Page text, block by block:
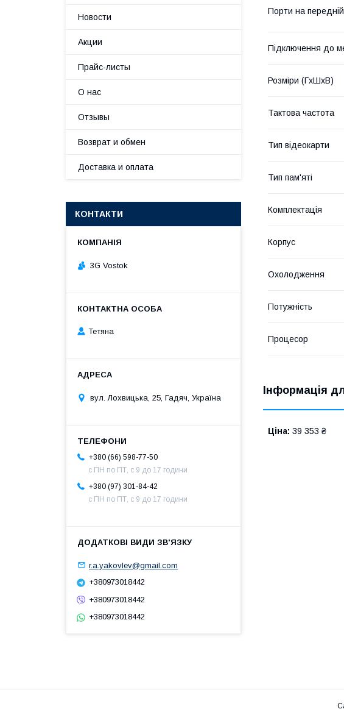
Порти на передній
Підключення до
Розміри (ГxШxВ)
Тактова частота
Тип відеокарти
Тип пам'яті
Комплектація
Корпус
Охолодження
Потужність
Процесор
Інформація
Ціна: 39 353 ₴
Новости
Акции
Прайс-листы
О нас
Отзывы
Возврат и обмен
Доставка и оплата
КОНТАКТИ
3G Vostok
Тетяна
вул. Лохвицька, 25, Гадяч, Україна
+380 (66) 598-77-50
с ПН по ПТ, с 9 до 17 години
+380 (97) 301-84-42
с ПН по ПТ, с 9 до 17 години
r.a.yakovlev@gmail.com
+380973018442
+380973018442
+380973018442